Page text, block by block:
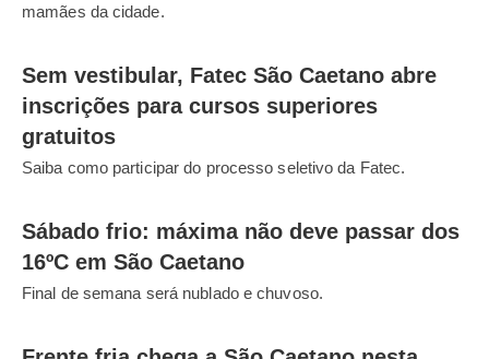
mamães da cidade.
Sem vestibular, Fatec São Caetano abre
inscrições para cursos superiores
gratuitos
Saiba como participar do processo seletivo da Fatec.
Sábado frio: máxima não deve passar dos
16ºC em São Caetano
Final de semana será nublado e chuvoso.